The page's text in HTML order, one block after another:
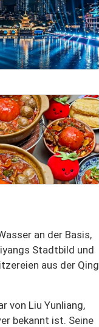
an der Basis,
Stadtbild und
aus der Qing
von Liu Yunliang,
bekannt ist. Seine